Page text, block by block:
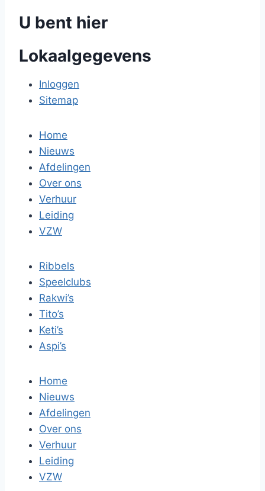
U bent hier
Lokaalgegevens
Inloggen
Sitemap
Home
Nieuws
Afdelingen
Over ons
Verhuur
Leiding
VZW
Ribbels
Speelclubs
Rakwi’s
Tito’s
Keti’s
Aspi’s
Home
Nieuws
Afdelingen
Over ons
Verhuur
Leiding
VZW